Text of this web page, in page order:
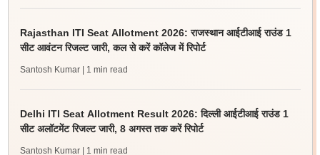
Rajasthan ITI Seat Allotment 2026: राजस्थान आईटीआई राउंड 1
सीट आवंटन रिजल्ट जारी, कल से करें कॉलेज में रिपोर्ट
Santosh Kumar | 1 min read
Delhi ITI Seat Allotment Result 2026: दिल्ली आईटीआई राउंड 1
सीट अलॉटमेंट रिजल्ट जारी, 8 अगस्त तक करें रिपोर्ट
Santosh Kumar | 1 min read